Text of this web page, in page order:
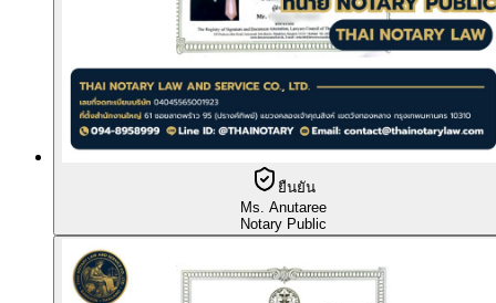
ยืนยัน
Ms. Anutaree
Notary Public